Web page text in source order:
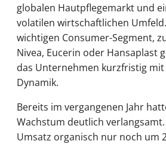
globalen Hautpflegemarkt und
volatilen wirtschaftlichen
wichtigen Consumer-Segment,
Nivea, Eucerin oder Hansaplast
das Unternehmen kurzfristig
Dynamik.
Bereits im vergangenen Jahr
Wachstum deutlich
Umsatz organisch nur noch um